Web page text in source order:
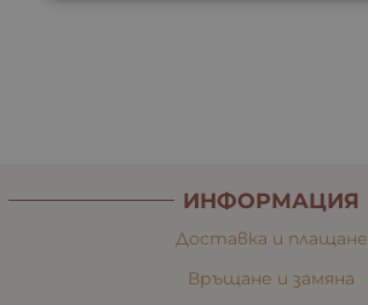
ИНФОРМАЦИЯ
Доставка и плащане
Връщане и замяна